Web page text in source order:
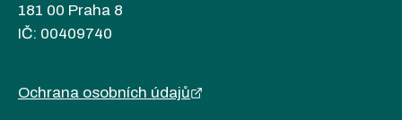
181 00 Praha 8
IČ: 00409740
Ochrana osobních údajů